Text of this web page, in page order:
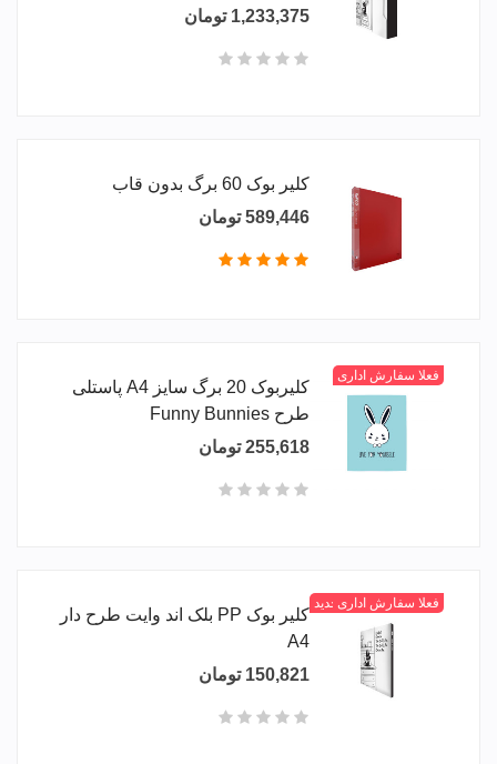
1,233,375 تومان
کلیر بوک 60 برگ بدون قاب
589,446 تومان
فعلا سفارش اداری
کلیربوک 20 برگ سایز A4 پاستلی
طرح Funny Bunnies
255,618 تومان
جدیدفعلا سفارش اداری
کلیر بوک PP بلک اند وایت طرح دار
A4
150,821 تومان